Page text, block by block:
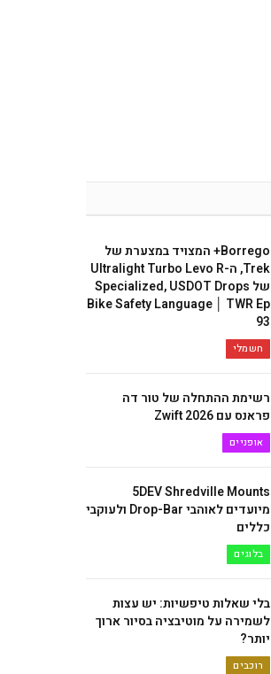
Borrego+ המצויד במצערת של
Trek, ה-Ultralight Turbo Levo R
של Specialized, USDOT Drops
Bike Safety Language │ TWR Ep
93
חשמלי
רשימת ההתחלה של טור דה
פראנס עם Zwift 2026
אופניים
5DEV Shredville Mounts
מיועדים לאוהבי Drop-Bar ולעוקבי
כללים
בלוגים
בלי שאלות טיפשיות: יש עצות
לשמירה על מוטיבציה בסיור ארוך
יותר?
רוכבים